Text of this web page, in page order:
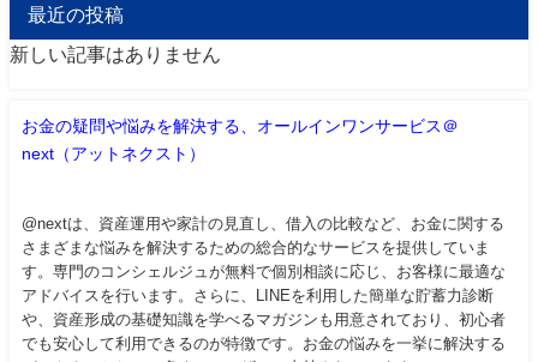
最近の投稿
新しい記事はありません
お金の疑問や悩みを解決する、オールインワンサービス＠
next（アットネクスト）
@nextは、資産運用や家計の見直し、借入の比較など、お金に関する
さまざまな悩みを解決するための総合的なサービスを提供していま
す。専門のコンシェルジュが無料で個別相談に応じ、お客様に最適な
アドバイスを行います。さらに、LINEを利用した簡単な貯蓄力診断
や、資産形成の基礎知識を学べるマガジンも用意されており、初心者
でも安心して利用できるのが特徴です。お金の悩みを一挙に解決する